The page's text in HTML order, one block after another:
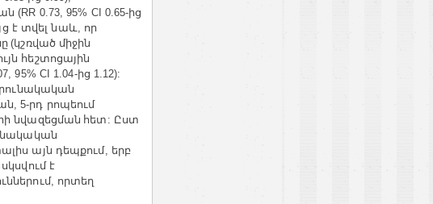
(RR 0.73, 95% CI 0.65-ից
է տվել նաև, որ
(կշռված միջին
հեշտոցային
95% CI 1.04-ից 1.12):
, 5-րդ րոպեում
նվազեցման հետ : Ըստ
այն դեպքում, երբ
սկսվում է
, որտեղ